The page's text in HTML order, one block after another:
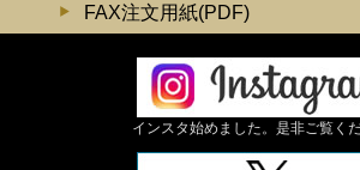
FAX注文用紙(PDF)
インスタ始めました。是非ご覧くだ